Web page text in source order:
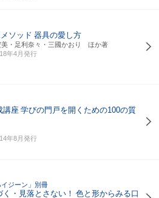
ソッド 器具の愛し方
美・足利奈々・三國かおり ほか著
年4月発行
講座 学びの門戸を開くための100の質
年8月発行
ジーン」別冊
・見落とさない！ 色と形からみる口